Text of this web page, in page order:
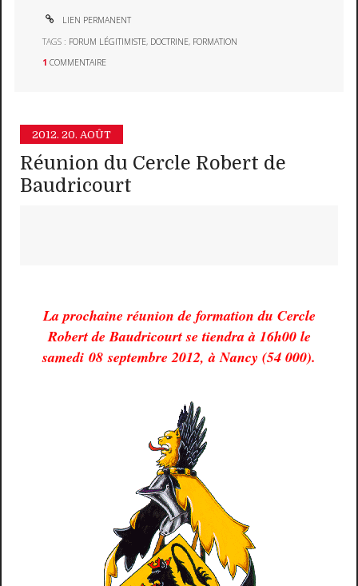
LIEN PERMANENT
TAGS : FORUM LÉGITIMISTE, DOCTRINE, FORMATION
1 COMMENTAIRE
2012. 20. AOÛT
Réunion du Cercle Robert de
Baudricourt
La prochaine réunion de formation du Cercle
Robert de Baudricourt se tiendra à 16h00 le
samedi 08 septembre 2012, à Nancy (54 000).